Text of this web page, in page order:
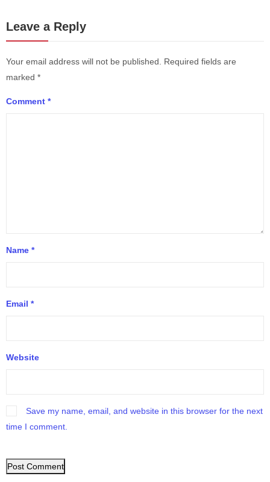
Leave a Reply
Your email address will not be published.
Required fields are
marked *
Comment *
Name *
Email *
Website
Save my name, email, and website in this browser for the next
time I comment.